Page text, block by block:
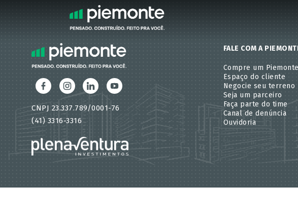
CNPJ 23.337.789/0001-76
(41) 3316-3316
FALE COM A
Compre um Piemonte
Espaço do cliente
Negocie seu terreno
Seja um parceiro
Faça parte do time
Canal de denúncia
Ouvidoria